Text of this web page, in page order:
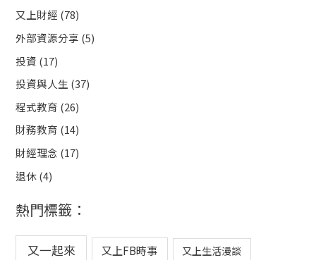
又上財經 (78)
外部資源分享 (5)
投資 (17)
投資與人生 (37)
程式教育 (26)
財務教育 (14)
財經理念 (17)
退休(4)
熱門標籤：
又一起來 又上FB時事 又上生活漫談